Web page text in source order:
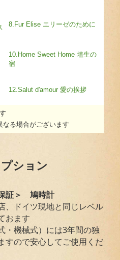
8.Fur Elise エリーゼのために
10.Home Sweet Home 埴生の
宿
12.Salut d'amour 愛の挨拶
る場合がございます
ション
証＞ 鳩時計
、ドイツ現地と同じレベル
おます
・機械式）には3年間の独
すので安心してご使用くだ